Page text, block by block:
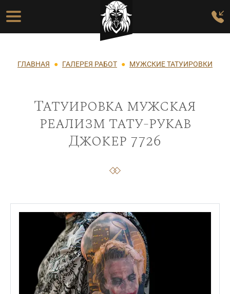
Перейти к основному содержанию
Основная навигация
Строка навигации
ГЛАВНАЯ ГАЛЕРЕЯ РАБОТ МУЖСКИЕ ТАТУИРОВКИ
Татуировка мужская
реализм тату-рукав
Джокер 7726